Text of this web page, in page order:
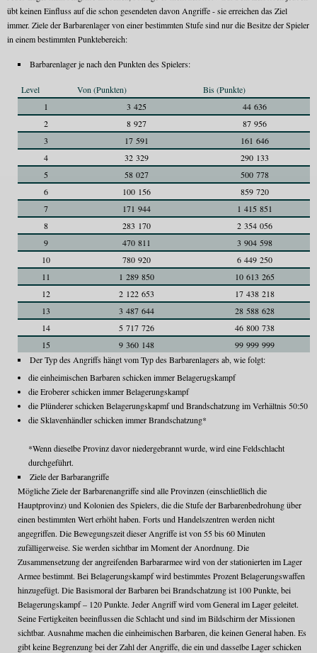
übt keinen Einfluss auf die schon gesendeten davon Angriffe - sie erreichen das Ziel
immer. Ziele der Barbarenlager von einer bestimmten Stufe sind nur die Besitze der Spieler
in einem bestimmten Punktebereich:
Barbarenlager je nach den Punkten des Spielers:
Level Von (Punkten)
Bis (Punkte)
1
3 425
44 636
2
8 927
87 956
3
17 591
161 646
4
32 329
290 133
5
58 027
500 778
6
100 156
859 720
7
171 944
1 415 851
8
283 170
2 354 056
9
470 811
3 904 598
10
780 920
6 449 250
11
1 289 850
10 613 265
12
2 122 653
17 438 218
13
3 487 644
28 588 628
14
5 717 726
46 800 738
15
9 360 148
99 999 999
Der Typ des Angriffs hängt vom Typ des Barbarenlagers ab, wie folgt:
die einheimischen Barbaren schicken immer Belagerugskampf
die Eroberer schicken immer Belagerungskampf
die Plünderer schicken Belagerungskapmf und Brandschatzung im Verhältnis 50:50
die Sklavenhändler schicken immer Brandschatzung*
*Wenn dieselbe Provinz davor niedergebrannt wurde, wird eine Feldschlacht
durchgeführt.
Ziele der Barbarangriffe
Mögliche Ziele der Barbarenangriffe sind alle Provinzen (einschließlich die
Hauptprovinz) und Kolonien des Spielers, die die Stufe der Barbarenbedrohung über
einen bestimmten Wert erhöht haben. Forts und Handelszentren werden nicht
angegriffen. Die Bewegungszeit dieser Angriffe ist von 55 bis 60 Minuten
zufälligerweise. Sie werden sichtbar im Moment der Anordnung. Die
Zusammensetzung der angreifenden Barbararmee wird von der stationierten im Lager
Armee bestimmt. Bei Belagerungskampf wird bestimmtes Prozent Belagerungswaffen
hinzugefügt. Die Basismoral der Barbaren bei Brandschatzung ist 100 Punkte, bei
Belagerungskampf – 120 Punkte. Jeder Angriff wird vom General im Lager geleitet.
Seine Fertigkeiten beeinflussen die Schlacht und sind im Bildschirm der Missionen
sichtbar. Ausnahme machen die einheimischen Barbaren, die keinen General haben. Es
gibt keine Begrenzung bei der Zahl der Angriffe, die ein und dasselbe Lager schicken